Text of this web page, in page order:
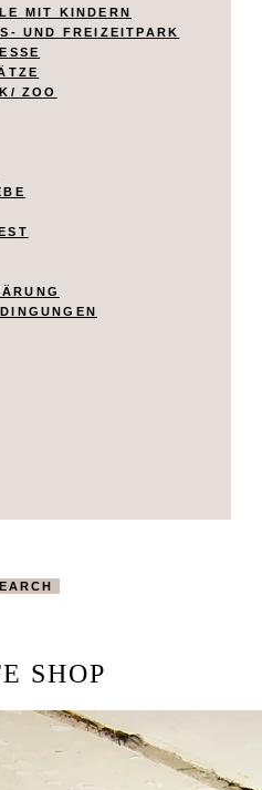
MIT KINDERN
UND FREIZEITPARK
ZOO
SHOP